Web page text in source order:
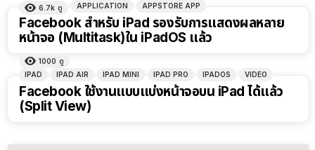
6.7k ดู APPLICATION APPSTORE APP
Facebook สำหรับ iPad รองรับการแสดงผลหลาย
หน้าจอ (Multitask)ใน iPadOS แล้ว
1000 ดู
IPAD
IPAD AIR IPAD MINI IPAD PRO IPADOS VIDEO
Facebook ใช้งานแบบแบ่งหน้าจอบน iPad ได้แล้ว
(Split View)